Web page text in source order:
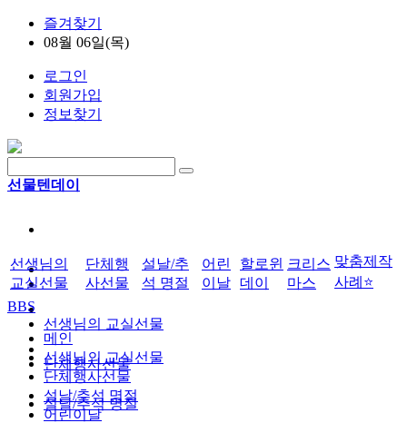
즐겨찾기
08월 06일(목)
로그인
회원가입
정보찾기
선물텐데이
선생님의 교실선물
단체행사선물
설날/추석 명절
선생님의
교실선물
단체행
사선물
설날/추
석 명절
어린
이날
할로윈
데이
크리스
마스
맞춤제작
사례⭐
BBS
메인
선생님의 교실선물
단체행사선물
설날/추석 명절
어린이날